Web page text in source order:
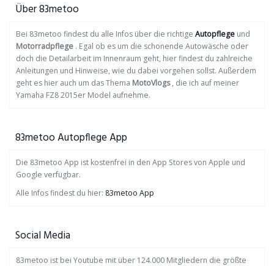
Über 83metoo
Bei 83metoo findest du alle Infos über die richtige Autopflege und
Motorradpflege . Egal ob es um die schonende Autowäsche oder
doch die Detailarbeit im Innenraum geht, hier findest du zahlreiche
Anleitungen und Hinweise, wie du dabei vorgehen sollst. Außerdem
geht es hier auch um das Thema MotoVlogs, die ich auf meiner
Yamaha FZ8 2015er Model aufnehme.
83metoo Autopflege App
Die 83metoo App ist kostenfrei in den App Stores von Apple und
Google verfügbar.
Alle Infos findest du hier: 83metoo App
Social Media
83metoo ist bei Youtube mit über 124.000 Mitgliedern die größte